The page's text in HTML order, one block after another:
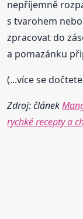
nepříjemně
s tvarohem
zpracovat do
a pomazánku
(...více se
Zdroj: článek
rychké recepty a